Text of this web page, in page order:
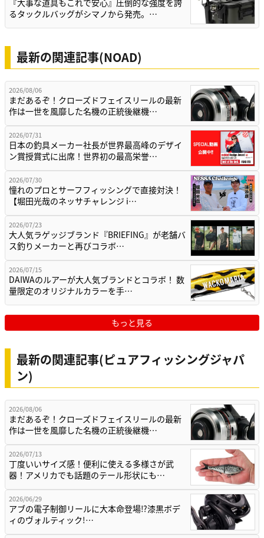
るタックルバッグがシマノから発売。…
最新の関連記事(NOAD)
2026/08/06
まだあるぞ！クローズドフェイスリールの最新
作は一世を風靡した名機の正統後継機…
2026/07/31
日本の釣具メーカー社長が世界最高峰のデザイ
ン賞授賞式に出席！世界初の最高栄誉…
2026/07/30
憧れのプロとサーフフィッシングで直接対決！
【堀田光哉のネッサチャレンジ i…
2026/07/23
大人気ラゲッジブランド『BRIEFING』が老舗バ
ス釣りメーカーと再びコラボ…
2026/07/15
DAIWAのルアーが大人気ブランドとコラボ！ 数
量限定のオリジナルカラーを手…
もっと見る
最新の関連記事(ピュアフィッシングジャパ
ン)
2026/08/06
まだあるぞ！クローズドフェイスリールの最新
作は一世を風靡した名機の正統後継機…
2026/07/13
丁度いいサイズ感！便利に使える多様さが武
器！アメリカでも話題のテール形状にも…
2026/06/29
アブの電子制御リールに大本命登場⁉漆黒ボデ
ィのヴォルティック!…